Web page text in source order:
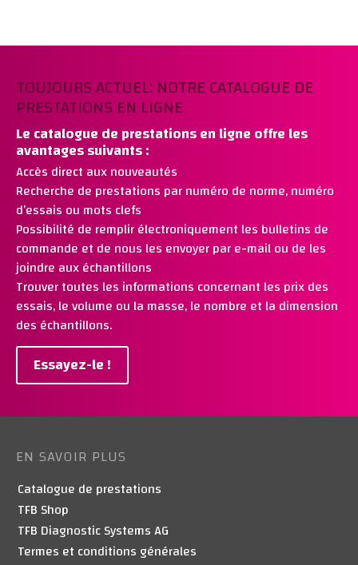
TOUJOURS ACTUEL: NOTRE CATALOGUE DE
PRESTATIONS EN LIGNE
Le catalogue de prestations en ligne offre les
avantages suivants :
Accès direct aux nouveautés
Recherche de prestations par numéro de norme, numéro
d’essais ou mots clefs
Possibilité de remplir électroniquement les bulletins de
commande et de nous les envoyer par e-mail ou de les
joindre aux échantillons
Trouver toutes les informations concernant les prix des
essais, le volume ou la masse, le nombre et la dimension
des échantillons.
Essayez-le !
EN SAVOIR PLUS
Catalogue de prestations
TFB Shop
TFB Diagnostic Systems AG
Termes et conditions générales